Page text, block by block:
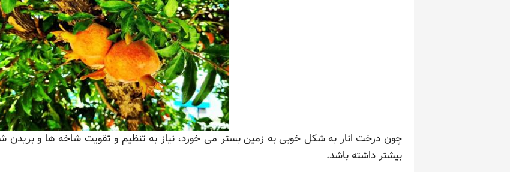
چون درخت انار به شکل خوبی به زمین بستر می خورد، نیاز به تنظیم و تقویت شاخه ها و بریدن
بیشتر داشته باشد.